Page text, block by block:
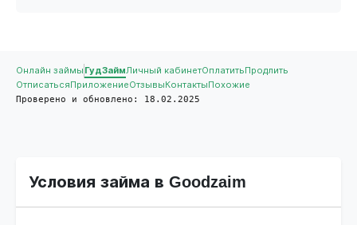
Онлайн займы ГудЗаймЛичный кабинетОплатить Продлить
Отписаться ПриложениеОтзывы Контакты Похожие
Проверено и обновлено: 18.02.2025
Условия займа в Goodzaim